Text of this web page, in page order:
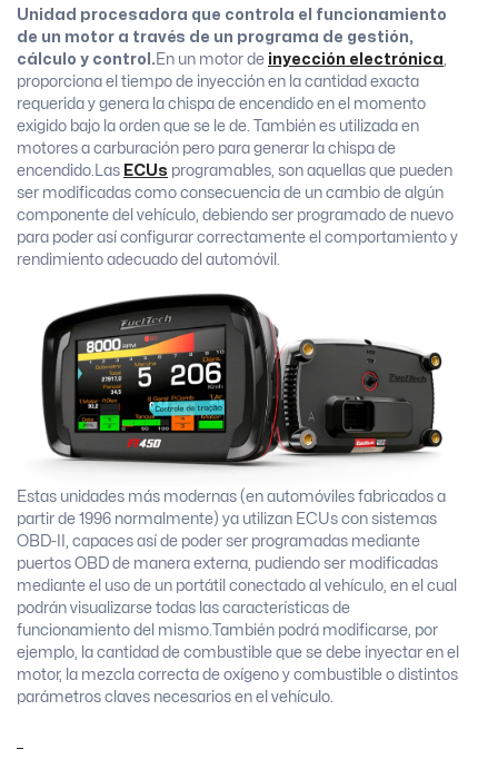
Unidad procesadora que controla el funcionamiento
de un motor a través de un programa de gestión,
cálculo y control. En un motor de inyección electrónica
proporciona el tiempo de inyección en la cantidad exacta
requerida y genera la chispa de encendido en el momento
exigido bajo la orden que se le de. También es utilizada en
motores a carburación pero para generar la chispa de
encendido.
Las ECUs programables, son aquellas que pueden
ser modificadas como consecuencia de un cambio de algún
componente del vehículo, debiendo ser programado de nuevo
para poder así configurar correctamente el comportamiento y
rendimiento adecuado del automóvil.
Estas unidades más modernas (en automóviles fabricados a
partir de 1996 normalmente) ya utilizan ECUs con sistemas
OBD-II, capaces así de poder ser programadas mediante
puertos OBD de manera externa, pudiendo ser modificadas
mediante el uso de un portátil conectado al vehículo, en el cual
podrán visualizarse todas las características de
funcionamiento del mismo.
También podrá modificarse, por
ejemplo, la cantidad de combustible que se debe inyectar en el
motor, la mezcla correcta de oxígeno y combustible o distintos
parámetros claves necesarios en el vehículo.